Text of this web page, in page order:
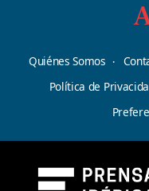
Quiénes Somos
Política de